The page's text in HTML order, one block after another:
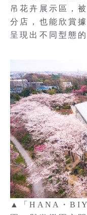
吊花卉展示區，
分店，也能欣賞
呈現出不同型態
▲「HANA・